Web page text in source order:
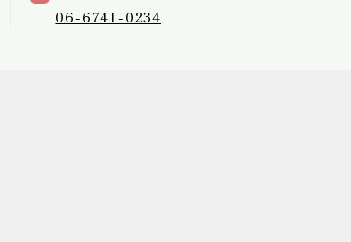
06-6741-0234